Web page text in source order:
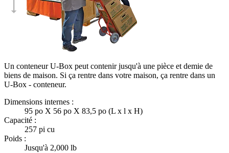
Un conteneur U-Box peut contenir jusqu'à une pièce et demie de
biens de maison. Si ça rentre dans votre maison, ça rentre dans un
U-Box - conteneur.
Dimensions internes :
95 po X 56 po X 83,5 po (L x l x H)
Capacité :
257 pi cu
Poids :
Jusqu'à 2,000 lb